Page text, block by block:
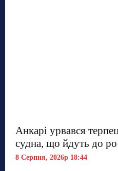
Анкарі урвався
судна, що йдуть до
8 Серпня, 2026р 18:44